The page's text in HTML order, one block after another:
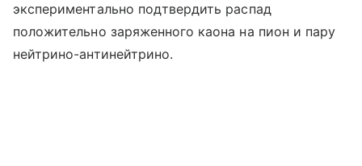
экспериментально подтвердить распад
положительно заряженного каона на пион и пару
нейтрино-антинейтрино.